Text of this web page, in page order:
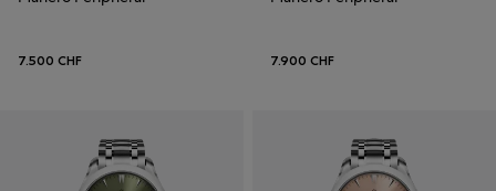
7.500 CHF 7.900 CHF